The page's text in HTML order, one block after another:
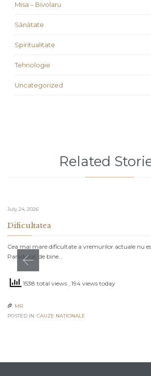
Misa – Bivolaru
Sănătate
Spiritualitate
Tehnologie
Uncategorized
Related
July 24, 2026
Dificultatea
Cea mai mare dificultate a vremurilor actuale nu
Paradoxal, de bine…
1538 total views , 194 views today
 MR
POSTED IN: CAUZE NAŢIONALE